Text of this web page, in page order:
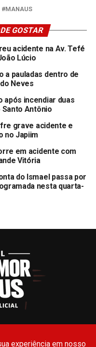
MANAUS
GOSTAR
acidente na Av. Tefé
Lúcio
a pauladas dentro de
Neves
após incendiar duas
Antônio
grave acidente e
no Japiim
em acidente com
Vitória
do Ismael passa por
nesta quarta-